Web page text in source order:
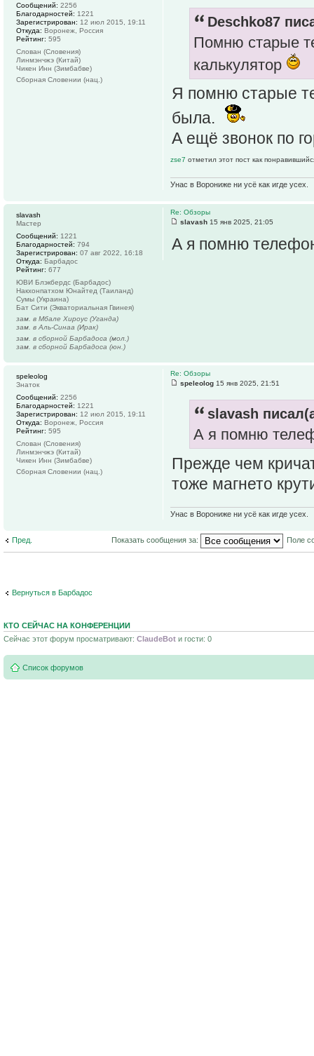
Deschko87
Помню старые
калькулятор
Я помню старые
была.
А ещё звонок по
zse7 отметил этот пост как
Унас в Ворониже ни усё как игде усех.
Сообщений: 2256
Благодарностей: 1221
Зарегистрирован: 12 июл 2015, 19:11
Откуда: Воронеж, Россия
Рейтинг: 595
Слован (Словения)
Линмэнчжэ (Китай)
Чикен Инн (Зимбабве)
Сборная Словении (нац.)
Re: Обзоры
slavash 15 янв 2025, 21:05
А я помню
slavash
Мастер
Сообщений: 1221
Благодарностей: 794
Зарегистрирован: 07 авг 2022, 16:18
Откуда: Барбадос
Рейтинг: 677
ЮВИ Блэкбердс (Барбадос)
Накхонпатхом Юнайтед (Таиланд)
Сумы (Украина)
Бат Сити (Экваториальная Гвинея)
зам. в Мбале Хироус (Уганда)
зам. в Аль-Синаа (Ирак)
зам. в сборной Барбадоса (мол.)
зам. в сборной Барбадоса (юн.)
Re: Обзоры
speleolog 15 янв 2025, 21:51
slavash
А я помню
Прежде чем
тоже магнето
Унас в Ворониже ни усё как игде усех.
speleolog
Знаток
Сообщений: 2256
Благодарностей: 1221
Зарегистрирован: 12 июл 2015, 19:11
Откуда: Воронеж, Россия
Рейтинг: 595
Слован (Словения)
Линмэнчжэ (Китай)
Чикен Инн (Зимбабве)
Сборная Словении (нац.)
Пред. Показать сообщения за: Поле
Вернуться в Барбадос
КТО СЕЙЧАС НА КОНФЕРЕНЦИИ
Сейчас этот форум просматривают: ClaudeBot и гости: 0
Список форумов